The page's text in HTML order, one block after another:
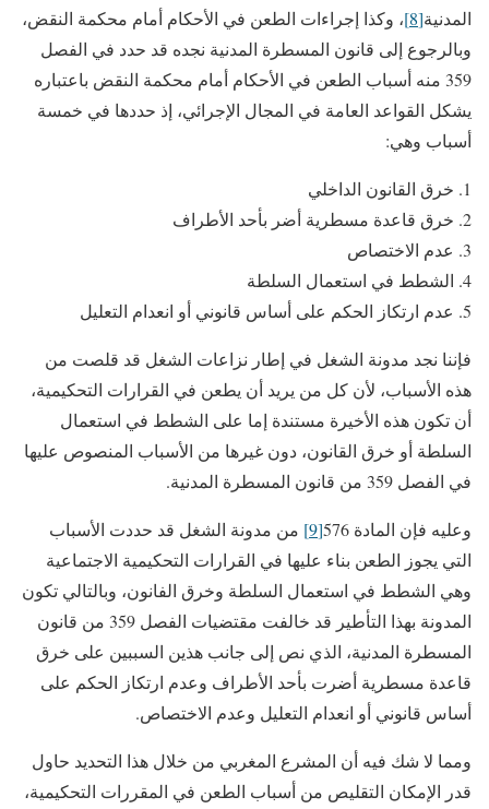
المدنية[8]
، وكذا إجراءات الطعن في الأحكام أمام محكمة النقض،
وبالرجوع إلى قانون المسطرة المدنية نجده قد حدد في الفصل
359 منه أسباب الطعن في الأحكام أمام محكمة النقض باعتباره
يشكل القواعد العامة في المجال الإجرائي، إذ حددها في خمسة
أسباب وهي:
خرق القانون الداخلي
خرق قاعدة مسطرية أضر بأحد الأطراف
عدم الاختصاص
الشطط في استعمال السلطة
عدم ارتكاز الحكم على أساس قانوني أو انعدام التعليل
فإننا نجد مدونة الشغل في إطار نزاعات الشغل قد قلصت من
هذه الأسباب، لأن كل من يريد أن يطعن في القرارات التحكيمية،
أن تكون هذه الأخيرة مستندة إما على الشطط في استعمال
السلطة أو خرق القانون، دون غيرها من الأسباب المنصوص عليها
في الفصل 359 من قانون المسطرة المدنية.
وعليه فإن المادة 576 [9]
من مدونة الشغل قد حددت الأسباب
التي يجوز الطعن بناء عليها في القرارات التحكيمية الاجتماعية
وهي الشطط في استعمال السلطة وخرق الفانون، وبالتالي تكون
المدونة بهذا التأطير قد خالفت مقتضيات الفصل 359 من قانون
المسطرة المدنية، الذي نص إلى جانب هذين السببين على خرق
قاعدة مسطرية أضرت بأحد الأطراف وعدم ارتكاز الحكم على
أساس قانوني أو انعدام التعليل وعدم الاختصاص.
ومما لا شك فيه أن المشرع المغربي من خلال هذا التحديد حاول
قدر الإمكان التقليص من أسباب الطعن في المقررات التحكيمية،